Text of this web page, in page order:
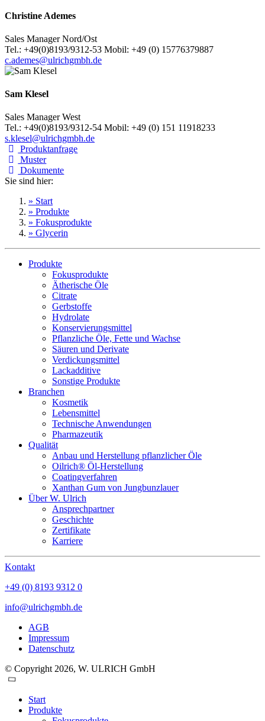
Christine Ademes
Sales Manager Nord/Ost
Tel.: +49(0)8193/9312-53 Mobil: +49 (0) 15776379887
c.ademes@ulrichgmbh.de
Sam Klesel
Sales Manager West
Tel.: +49(0)8193/9312-54 Mobil: +49 (0) 151 11918233
s.klesel@ulrichgmbh.de
Produktanfrage
Muster
Dokumente
Sie sind hier:
» Start
» Produkte
» Fokusprodukte
» Glycerin
Produkte
Fokusprodukte
Ätherische Öle
Citrate
Gerbstoffe
Hydrolate
Konservierungsmittel
Pflanzliche Öle, Fette und Wachse
Säuren und Derivate
Verdickungsmittel
Lackadditive
Sonstige Produkte
Branchen
Kosmetik
Lebensmittel
Technische Anwendungen
Pharmazeutik
Qualität
Anbau und Herstellung pflanzlicher Öle
Oilrich® Öl-Herstellung
Coatingverfahren
Xanthan Gum von Jungbunzlauer
Über W. Ulrich
Ansprechpartner
Geschichte
Zertifikate
Karriere
Kontakt
+49 (0) 8193 9312 0
info@ulrichgmbh.de
AGB
Impressum
Datenschutz
© Copyright 2026, W. ULRICH GmbH
Start
Produkte